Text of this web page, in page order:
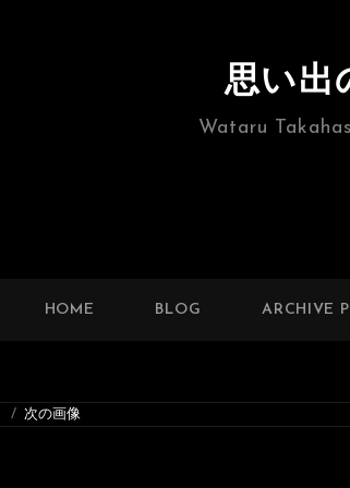
思い出
Wataru
HOME BLOG ARCHIVE
次の画像